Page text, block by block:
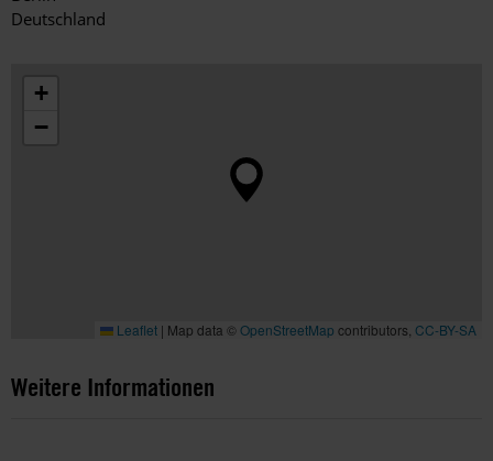
Deutschland
+
−
Leaflet | Map data ©OpenStreetMap contributors, CC-BY-SA
Weitere Informationen